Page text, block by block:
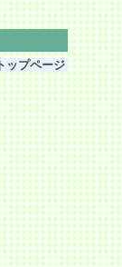
トップページ